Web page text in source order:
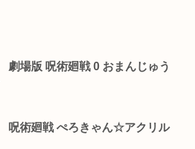
劇場版 呪術廻戦 0 おまんじゅう
呪術廻戦 ぺろきゃん☆アクリル